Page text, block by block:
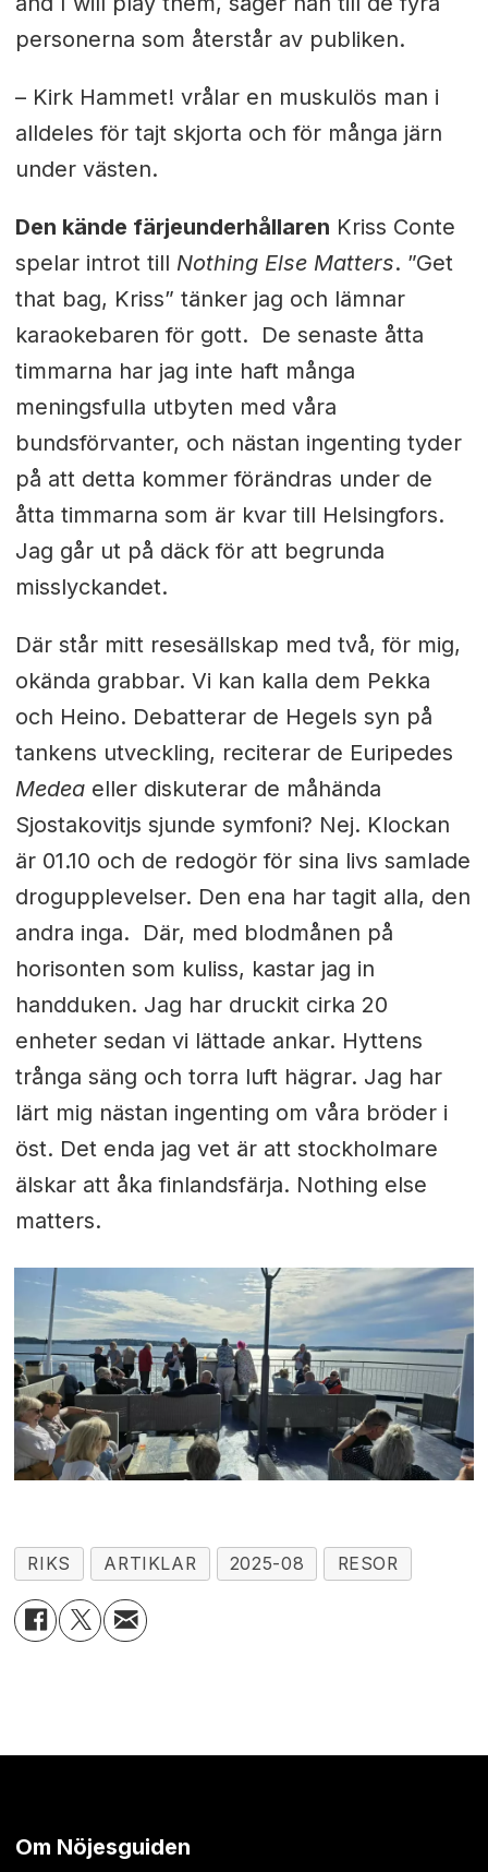
personerna som återstår av publiken.
– Kirk Hammet! vrålar en muskulös man i
alldeles för tajt skjorta och för många järn
under västen.
Den kände färjeunderhållaren Kriss Conte
spelar introt till Nothing Else Matters. ”Get
that bag, Kriss” tänker jag och lämnar
karaokebaren för gott. De senaste åtta
timmarna har jag inte haft många
meningsfulla utbyten med våra
bundsförvanter, och nästan ingenting tyder
på att detta kommer förändras under de
åtta timmarna som är kvar till Helsingfors.
Jag går ut på däck för att begrunda
misslyckandet.
Där står mitt resesällskap med två, för mig,
okända grabbar. Vi kan kalla dem Pekka
och Heino. Debatterar de Hegels syn på
tankens utveckling, reciterar de Euripedes
Medeaeller diskuterar de måhända
Sjostakovitjs sjunde symfoni? Nej. Klockan
är 01.10 och de redogör för sina livs samlade
drogupplevelser. Den ena har tagit alla, den
andra inga. Där, med blodmånen på
horisonten som kuliss, kastar jag in
handduken. Jag har druckit cirka 20
enheter sedan vi lättade ankar. Hyttens
trånga säng och torra luft hägrar. Jag har
lärt mig nästan ingenting om våra bröder i
öst. Det enda jag vet är att stockholmare
älskar att åka finlandsfärja. Nothing else
matters.
RIKS ARTIKLAR 2025-08 RESOR
Om Nöjesguiden